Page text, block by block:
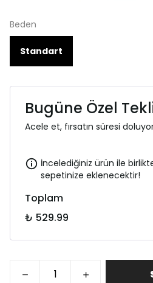
Beden
Standart
Bugüne Özel
Acele et, fırsatın süresi
İncelediğiniz ürün ile
sepetinize eklenecektir!
Toplam
₺ 529.99